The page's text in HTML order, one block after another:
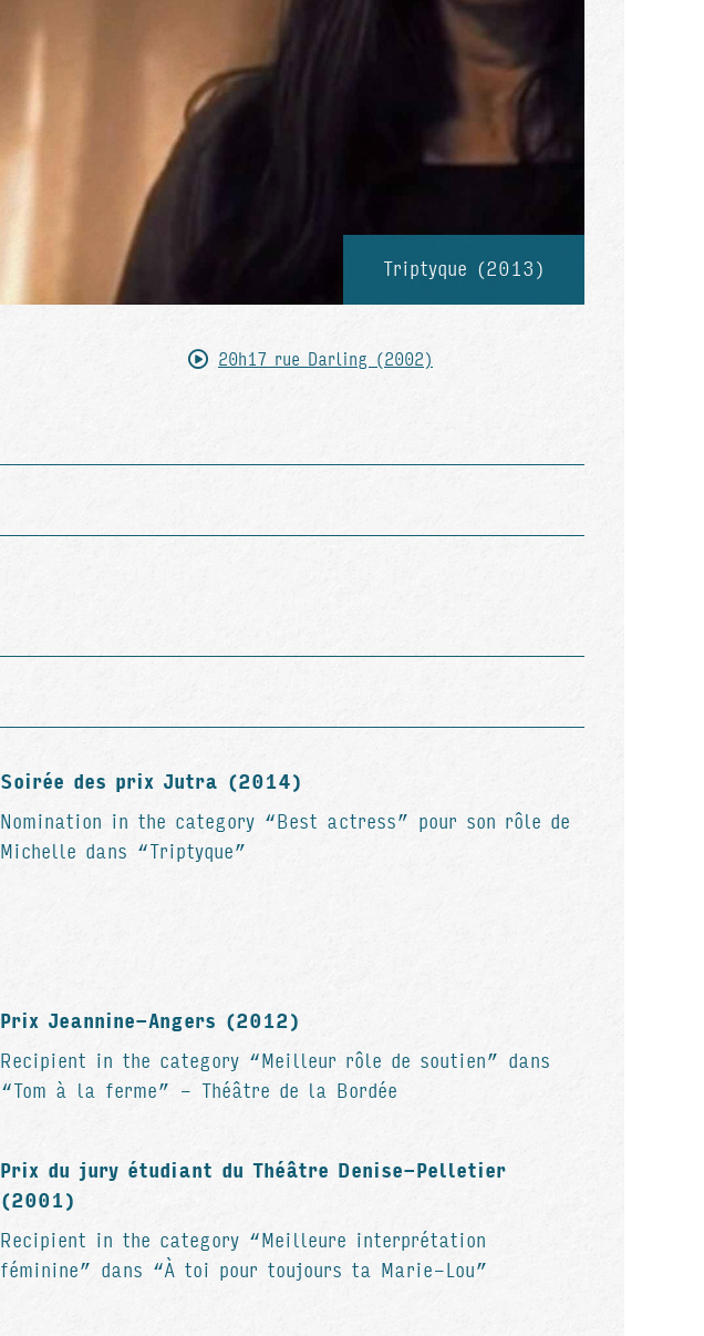
Triptyque (2013)
20h17 rue Darling (2002)
Soirée des prix Jutra (2014)
Nomination in the category “Best actress” pour son rôle de
Michelle dans “Triptyque”
Prix Jeannine-Angers (2012)
Recipient in the category “Meilleur rôle de soutien” dans
“Tom à la ferme” - Théâtre de la Bordée
Prix du jury étudiant du Théâtre Denise-Pelletier
(2001)
Recipient in the category “Meilleure interprétation
féminine” dans “À toi pour toujours ta Marie-Lou”